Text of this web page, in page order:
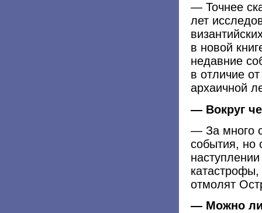
— Точнее
лет
в новой
недавние
в отличие
архаичной
— Вокруг
— За много
события, но
отмолят
— Можно ли